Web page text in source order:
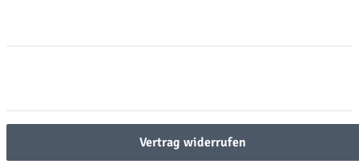
Vertrag widerrufen